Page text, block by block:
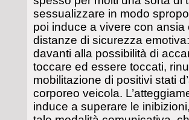
sessualizzare in modo
poi induce a vivere con
distanze di sicurezza
davanti alla possibilità di
toccare ed essere toccati,
mobilitazione di positivi stati
corporeo veicola.
induce a superare le